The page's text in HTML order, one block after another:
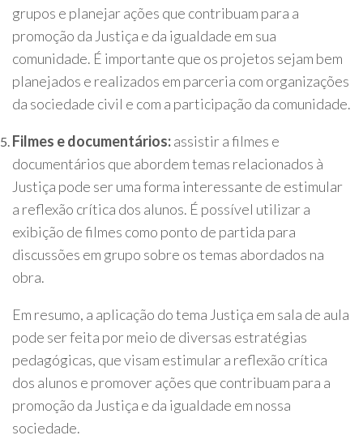
grupos e planejar ações que contribuam para a
promoção da Justiça e da igualdade em sua
comunidade. É importante que os projetos sejam bem
planejados e realizados em parceria com organizações
da sociedade civil e com a participação da comunidade.
Filmes e documentários:assistir a filmes e
documentários que abordem temas relacionados à
Justiça pode ser uma forma interessante de estimular
a reflexão crítica dos alunos. É possível utilizar a
exibição de filmes como ponto de partida para
discussões em grupo sobre os temas abordados na
obra.
Em resumo, a aplicação do tema Justiça em sala de aula
pode ser feita por meio de diversas estratégias
pedagógicas, que visam estimular a reflexão crítica
dos alunos e promover ações que contribuam para a
promoção da Justiça e da igualdade em nossa
sociedade.